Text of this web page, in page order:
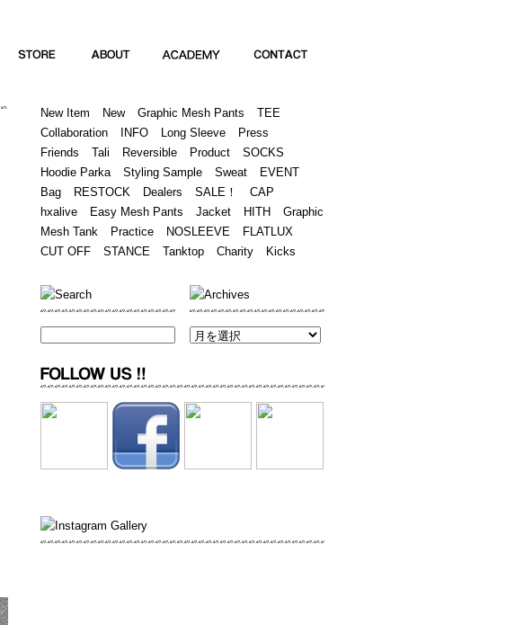
New Item New Graphic Mesh Pants
TEE
Collaboration
INFO Long Sleeve
Press
Friends
Tali Reversible Product
SOCKS
Hoodie Parka
Styling Sample Sweat
EVENT
Bag
RESTOCK Dealers SALE！
CAP
hxalive
Easy Mesh Pants Jacket HITH
Graphic
Mesh Tank
Practice NOSLEEVE
FLATLUX
CUT OFF
STANCE Tanktop Charity Kicks